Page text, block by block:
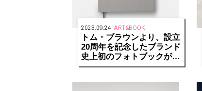
2023.09.24 ART&BOOK
トム・ブラウンより、設立
20周年を記念したブランド
史上初のフォトブックが発
売